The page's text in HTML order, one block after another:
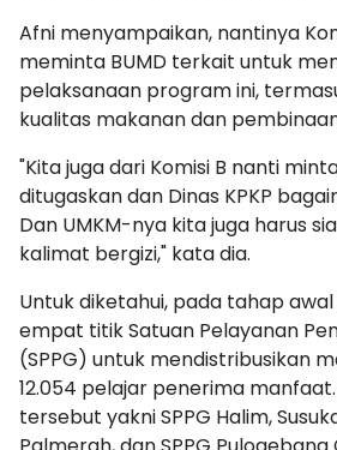
Afni menyampaikan, nantinya
meminta BUMD terkait untuk
pelaksanaan program ini,
kualitas makanan dan
"Kita juga dari Komisi B nanti
ditugaskan dan Dinas KPKP
Dan UMKM-nya kita juga harus
kalimat bergizi," kata dia.
Untuk diketahui, pada tahap
empat titik Satuan Pelayanan
(SPPG) untuk mendistribusikan
12.054 pelajar penerima
tersebut yakni SPPG Halim,